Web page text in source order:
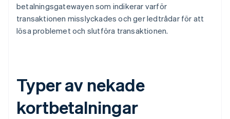
betalningsgatewayen som indikerar varför
transaktionen misslyckades och ger ledtrådar för att
lösa problemet och slutföra transaktionen.
Typer av nekade
kortbetalningar